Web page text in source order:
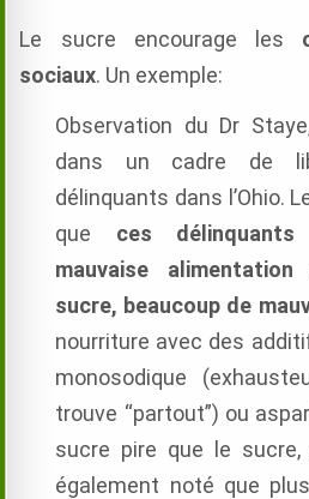
Le sucre encourage les
sociaux. Un exemple:
Observation du Dr
dans un cadre de
délinquants dans l’Ohio.
que ces
mauvaise
sucre, beaucoup de
nourriture avec des
monosodique
trouve “partout”) ou
sucre pire que le sucre,
également noté que